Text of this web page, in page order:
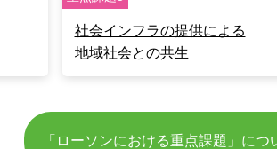
社会インフラの提供による
地域社会との共生
「ローソンにおける重点課題」につ